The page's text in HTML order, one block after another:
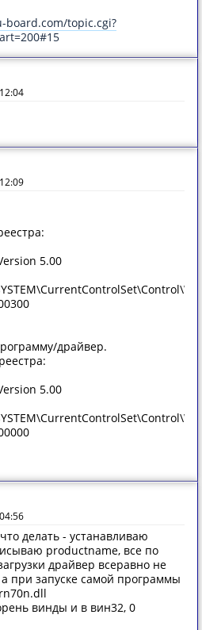
topic.cgi?
5.00
драйвер.
5.00
делать - устанавливаю
productname, все по
драйвер всеравно не
при запуске самой программы
винды и в вин32, 0